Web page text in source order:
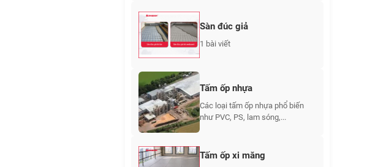
Sàn đúc giả
1 bài viết
Tấm ốp nhựa
Các loại tấm ốp nhựa phổ biến
như PVC, PS, lam sóng,...
Tấm ốp xi măng